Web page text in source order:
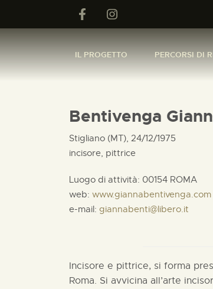
IL PROGETTO PERCORSI DI
Bentivenga
Stigliano (MT), 24/12/1975
incisore, pittrice
Luogo di attività: 00154 ROMA
web: www.giannabentivenga.com
e-mail: giannabenti@libero.it
Incisore e pittrice, si forma
Roma. Si avvicina all’arte